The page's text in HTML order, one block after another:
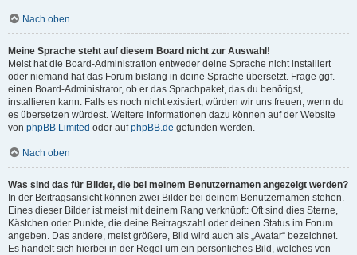
Nach oben
Meine Sprache steht auf diesem Board nicht zur Auswahl!
Meist hat die Board-Administration entweder deine Sprache nicht installiert
oder niemand hat das Forum bislang in deine Sprache übersetzt. Frage ggf.
einen Board-Administrator, ob er das Sprachpaket, das du benötigst,
installieren kann. Falls es noch nicht existiert, würden wir uns freuen, wenn du
es übersetzen würdest. Weitere Informationen dazu können auf der Website
von phpBB Limited oder aufphpBB.de gefunden werden.
Nach oben
Was sind das für Bilder, die bei meinem Benutzernamen angezeigt werden?
In der Beitragsansicht können zwei Bilder bei deinem Benutzernamen stehen.
Eines dieser Bilder ist meist mit deinem Rang verknüpft: Oft sind dies Sterne,
Kästchen oder Punkte, die deine Beitragszahl oder deinen Status im Forum
angeben. Das andere, meist größere, Bild wird auch als „Avatar“ bezeichnet.
Es handelt sich hierbei in der Regel um ein persönliches Bild, welches von